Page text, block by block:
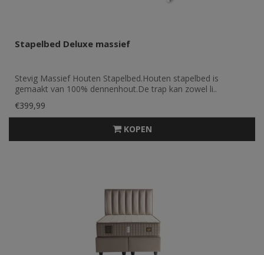
Stapelbed Deluxe massief
Stevig Massief Houten Stapelbed.Houten stapelbed is
gemaakt van 100% dennenhout.De trap kan zowel li..
€399,99
KOPEN